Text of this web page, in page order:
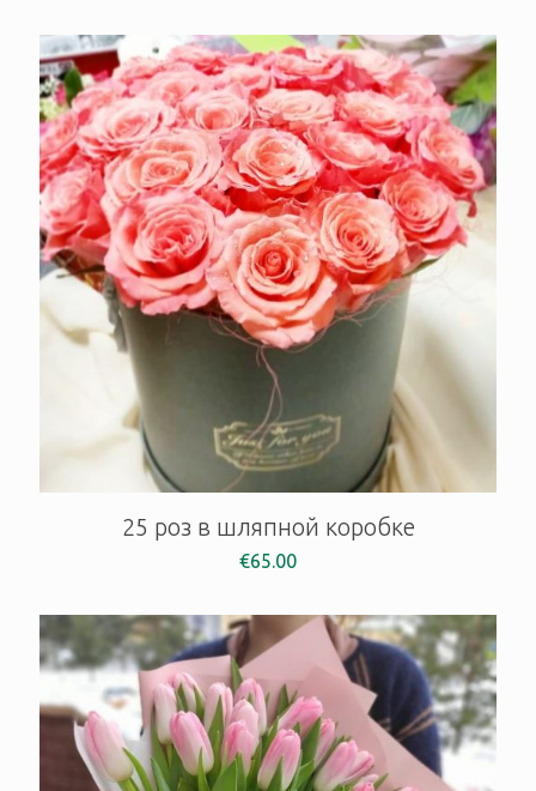
25 роз в шляпной коробке
€65.00